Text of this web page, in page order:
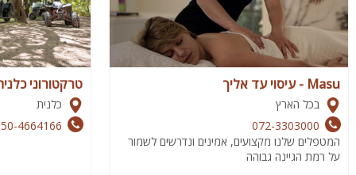
Masu - עיסוי עד אליך
בכל הארץ
072-3303000
המטפלים שלנו מקצועים, אמינים ונדרשים לשמור
על רמת הגיינה גבוהה
טרקטורוני
כלנית
4664166